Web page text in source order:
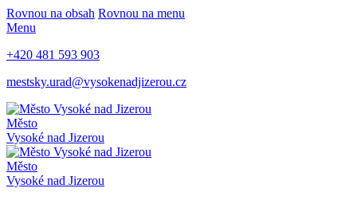
Rovnou na obsah Rovnou na menu
Menu
+420 481 593 903
mestsky.urad@vysokenadjizerou.cz
Město
Vysoké nad Jizerou
Město
Vysoké nad Jizerou